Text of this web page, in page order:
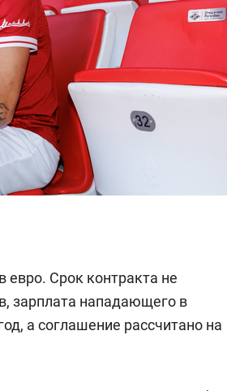
евро. Срок контракта не
зарплата нападающего в
а соглашение рассчитано на